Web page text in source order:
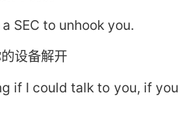
SEC to unhook you.
设备解开
if I could talk to you, if you